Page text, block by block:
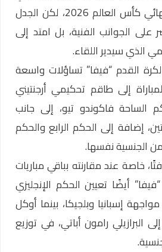
والفرنسي في ربع نهائي كأس العالم 2026، لكن الجدل
الجوانب الفنية، بل امتد إلى
الذي سيدير اللقاء.
لكرة القدم “فيفا” تساؤلات واسعة
إلى طاقم تحكيمي أرجنتيني
الساحة فاكوندو تيو، إلى جانب
إضافة إلى الحكم الرابع والحكم
الجنسية نفسها.
خاصة عند مقارنته بباقي مباريات
أيضًا تعيين الحكم الإنجليزي
إسبانيا وبلجيكا، بينما أوكل
البرازيلي رامون أباتي، في توزيع